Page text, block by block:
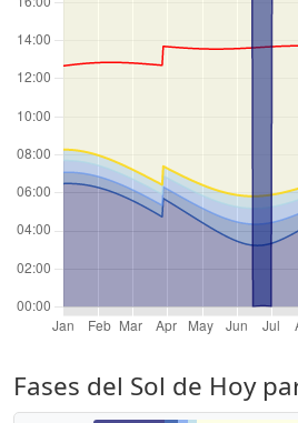
Fases del Sol de Hoy